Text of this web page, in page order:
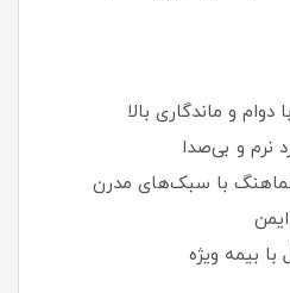
و ماندگاری بالا
نرم و بی‌صدا
بیمه ویژه